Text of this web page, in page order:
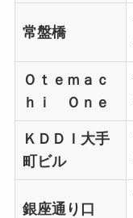
常盤橋
Ｏｔｅｍａｃ
ｈｉ Ｏｎｅ
ＫＤＤＩ大手
町ビル
銀座通り口